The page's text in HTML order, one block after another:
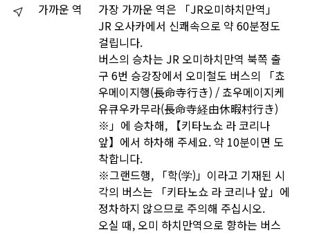
가까운 역
가장 가까운 역은 「JR오미하치만역」
JR 오사카에서 신쾌속으로 약 60분정도
걸립니다.
버스의 승차는 JR 오미하치만역 북쪽 출
구 6번 승강장에서 오미철도 버스의 「쵸
우메이지행(長命寺行き) / 쵸우메이지케
유큐우카무라(長命寺経由休暇村行き)
※」에 승차해, 【키타노쇼 라 코리나
앞】에서 하차해 주세요. 약 10분이면 도
착합니다.
※그랜드행, 「학(学)」이라고 기재된 시
각의 버스는 「키타노쇼 라 코리나 앞」에
정차하지 않으므로 주의해 주십시오.
오실 때, 오미 하치만역으로 향하는 버스